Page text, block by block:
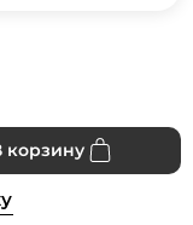
корзину